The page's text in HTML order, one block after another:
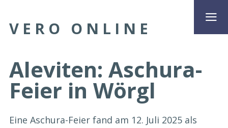
VERO ONLINE
Aleviten: Aschura-
Feier in Wörgl
Eine Aschura-Feier fand am 12. Juli 2025 als